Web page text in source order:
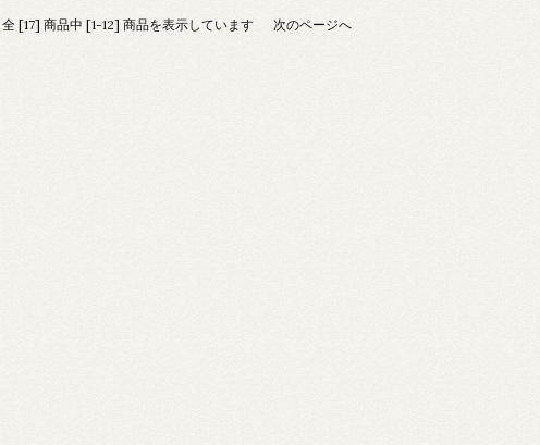
全 [17] 商品中 [1-12] 商品を表示しています 次のページへ